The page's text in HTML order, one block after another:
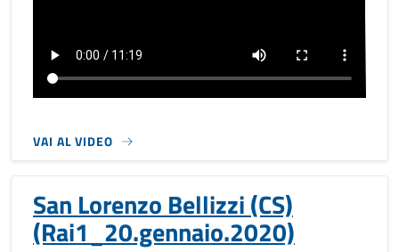
VAI AL VIDEO
San Lorenzo Bellizzi (CS)
(Rai1_20.gennaio.2020)